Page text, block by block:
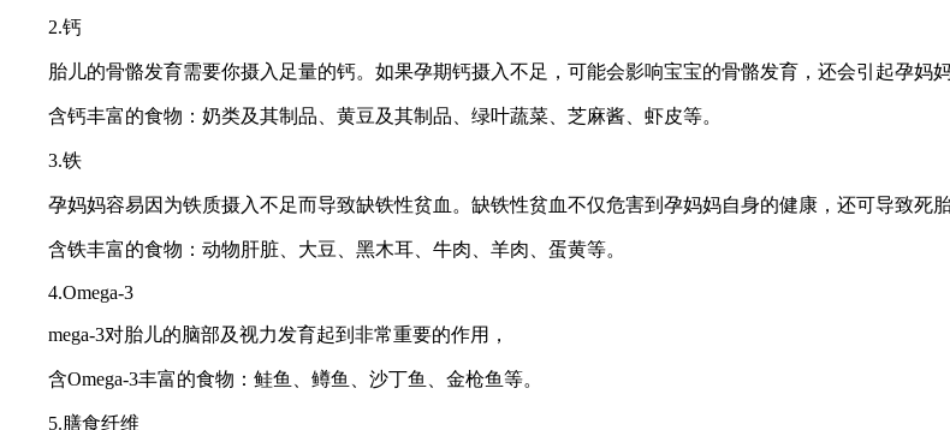
2.钙
胎儿的骨骼发育需要你摄入足量的钙。如果孕期钙摄入不足，可能会影响宝宝的骨骼发育，还会引起孕妈妈
含钙丰富的食物：奶类及其制品、黄豆及其制品、绿叶蔬菜、芝麻酱、虾皮等。
3.铁
孕妈妈容易因为铁质摄入不足而导致缺铁性贫血。缺铁性贫血不仅危害到孕妈妈自身的健康，还可导致死胎
含铁丰富的食物：动物肝脏、大豆、黑木耳、牛肉、羊肉、蛋黄等。
4.Omega-3
mega-3对胎儿的脑部及视力发育起到非常重要的作用，
含Omega-3丰富的食物：鲑鱼、鳟鱼、沙丁鱼、金枪鱼等。
5.膳食纤维